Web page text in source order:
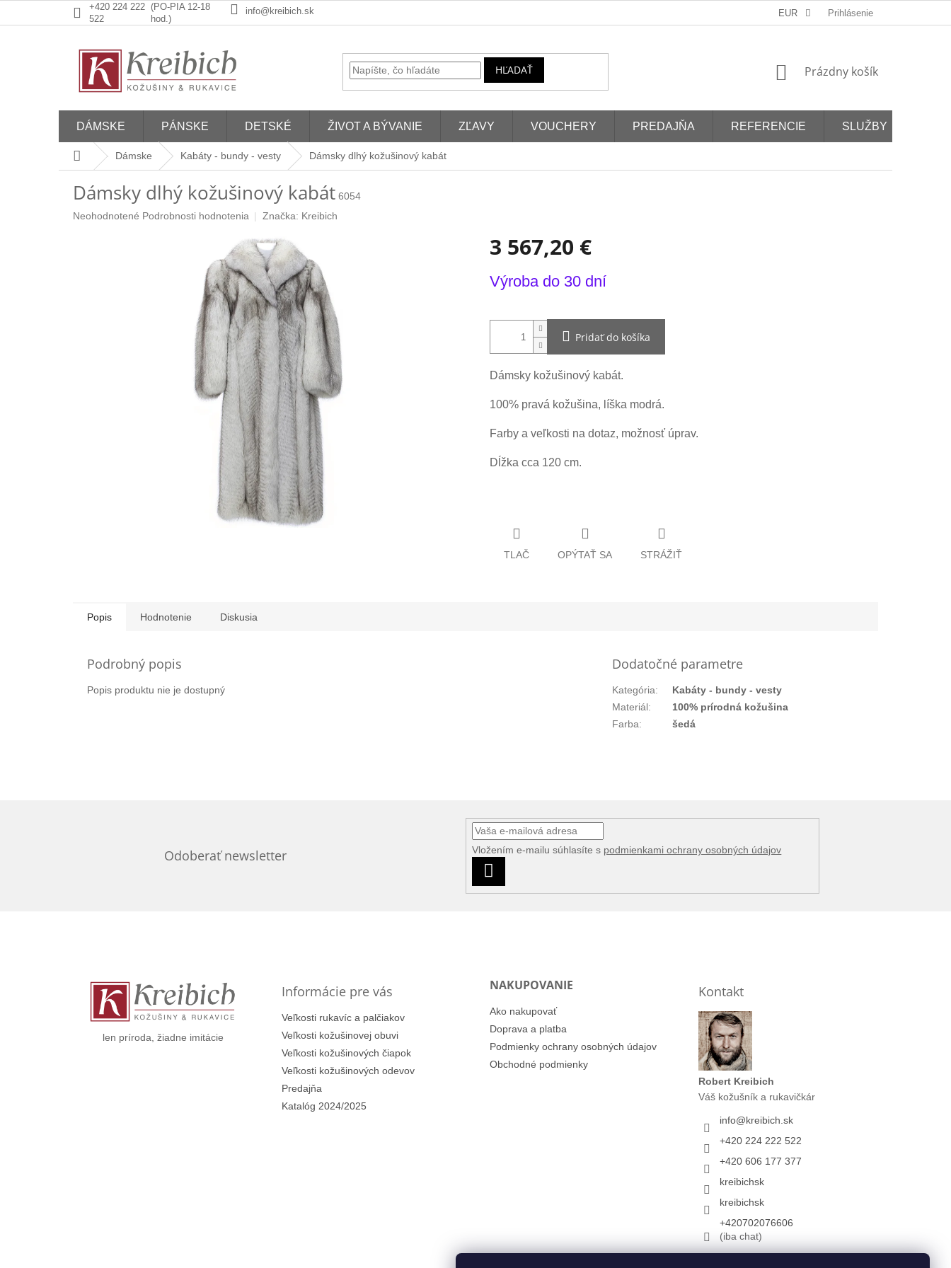
+420 224 222
522
(PO-PIA 12-18
hod.)
info@kreibich.sk EUR Prihlásenie
HĽADAŤ
NÁKUPNÝ
Prázdny košík
DÁMSKE PÁNSKE DETSKÉ ŽIVOT A BÝVANIE ZĽAVY VOUCHERY PREDAJŇA REFERENCIE SLUŽBY
DomovDámske Kabáty - bundy - vesty Dámsky dlhý kožušinový kabát
Dámsky dlhý kožušinový kabát 6054
Priemerné
Neohodnotené Podrobnosti hodnotenia Značka: Kreibich
3 567,20 €
cena:
Výroba do 30 dní
Pridať do košíka
Dámsky kožušinový kabát.
100% pravá kožušina, líška modrá.
Farby a veľkosti na dotaz, možnosť úprav.
Dĺžka cca 120 cm.
TLAČ OPÝTAŤ SA STRÁŽIŤ
Popis Hodnotenie Diskusia
Podrobný popis
Popis produktu nie je dostupný
Dodatočné parametre
Kategória:
Kabáty - bundy - vesty
Materiál:
100% prírodná kožušina
Farba: šedá
Odoberať newsletter Vložením e-mailu súhlasíte s podmienkami ochrany osobných údajov
SA
len príroda, žiadne imitácie
Informácie pre vás
Veľkosti rukavíc a palčiakov
Veľkosti kožušinovej obuvi
Veľkosti kožušinových čiapok
Veľkosti kožušinových odevov
Predajňa
Katalóg 2024/2025
NAKUPOVANIE
Ako nakupovať
Doprava a platba
Podmienky ochrany osobných údajov
Obchodné podmienky
Kontakt
Robert Kreibich
Váš kožušník a rukavičkár
info@kreibich.sk
+420 224 222 522
+420 606 177 377
kreibichsk
kreibichsk
+420702076606
(iba chat)